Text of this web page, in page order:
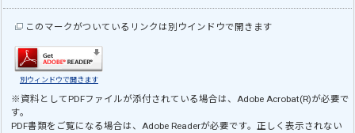
このマークがついているリンクは別ウインドウで開きます
別ウィンドウで開きます
※資料としてPDFファイルが添付されている場合は、Adobe Acrobat(R)が必要で
す。
PDF書類をご覧になる場合は、Adobe Readerが必要です。正しく表示されない